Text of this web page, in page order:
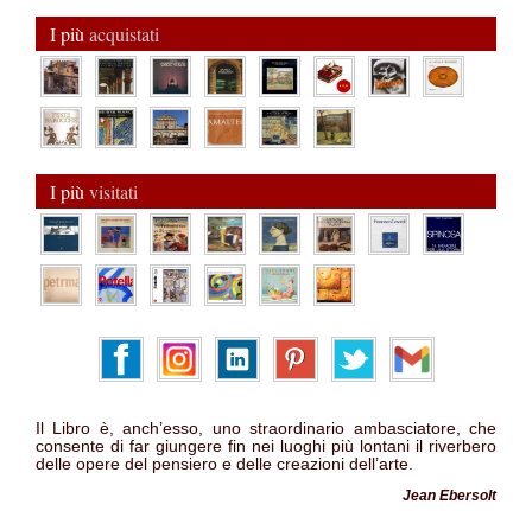
I più acquistati
I più visitati
Il Libro è, anch’esso, uno straordinario ambasciatore, che
consente di far giungere fin nei luoghi più lontani il riverbero
delle opere del pensiero e delle creazioni dell’arte.
Jean Ebersolt